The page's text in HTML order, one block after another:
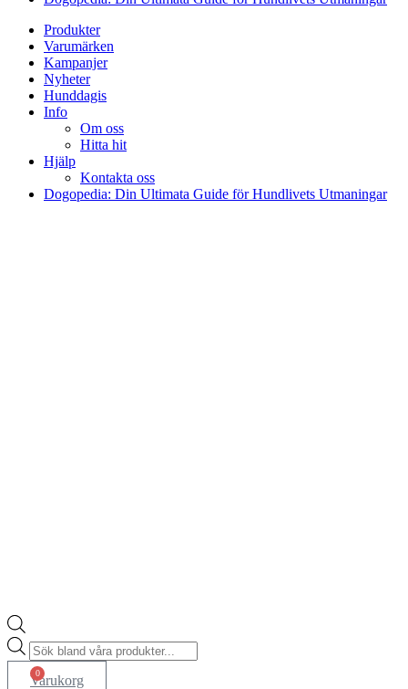
Produkter
Varumärken
Kampanjer
Nyheter
Hunddagis
Info
Om oss
Hitta hit
Hjälp
Kontakta oss
Dogopedia: Din Ultimata Guide för Hundlivets Utmaningar
Products
search
0
Varukorg